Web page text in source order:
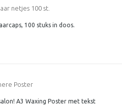
netjes 100 st.
100 stuks in doos.
Poster
A3 Waxing Poster met tekst